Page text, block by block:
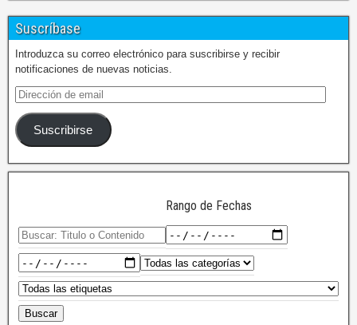
Suscríbase
Introduzca su correo electrónico para suscribirse y recibir
notificaciones de nuevas noticias.
Suscribirse
Rango de Fechas